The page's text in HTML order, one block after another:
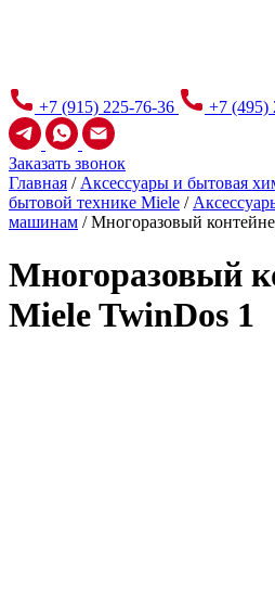
+7 (915) 225-76-36 +7 (495)
Заказать звонок
Главная / Аксессуары и бытовая
бытовой технике Miele /
машинам /Многоразовый
Многоразовый
Miele TwinDos 1